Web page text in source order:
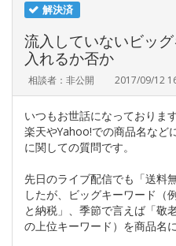
解決済
流入していないビッ
入れるか否か
相談者：非公開 2017/09/12
いつもお世話になっております
楽天やYahoo!での商品名など
に関しての質問です。
先日のライブ配信でも「送料
したが、ビッグキーワード（
と納税」、季節で言えば「敬
の上位キーワード）を商品名